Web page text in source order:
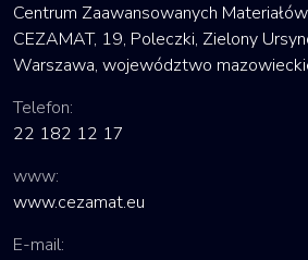
Centrum Zaawansowanych
CEZAMAT, 19, Poleczki, Zielony
Warszawa, województwo
Telefon:
22 182 12 17
www:
www.cezamat.eu
E-mail: